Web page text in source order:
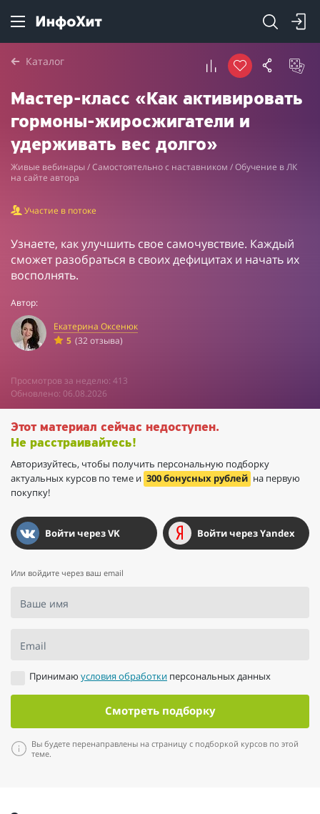
Каталог
Мастер-класс «Как активировать
гормоны-жиросжигатели и
удерживать вес долго»
Живые вебинары / Самостоятельно с наставником / Обучение в ЛК
на сайте автора
Участие в потоке
Узнаете, как улучшить свое самочувствие. Каждый
сможет разобраться в своих дефицитах и начать их
восполнять.
Автор:
Екатерина Оксенюк
5 (32 отзыва)
Просмотров за неделю: 413
Обновлено: 06.08.2026
Этот материал сейчас недоступен.
Не расстраивайтесь!
Авторизуйтесь, чтобы получить персональную подборку
актуальных курсов по теме и 300 бонусных рублей на первую
покупку!
Войти через VK Войти через Yandex
Или войдите через ваш email
Ваше имя
Email
Принимаю условия обработки персональных данных
Смотреть подборку
Вы будете перенаправлены на страницу с подборкой курсов по этой
теме.